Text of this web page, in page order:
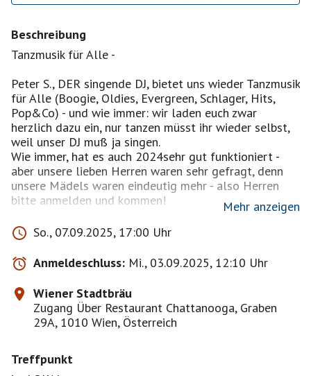
Beschreibung
Tanzmusik für Alle -
Peter S., DER singende DJ, bietet uns wieder Tanzmusik
für Alle (Boogie, Oldies, Evergreen, Schlager, Hits,
Pop&Co) - und wie immer: wir laden euch zwar
herzlich dazu ein, nur tanzen müsst ihr wieder selbst,
weil unser DJ muß ja singen.
Wie immer, hat es auch 2024sehr gut funktioniert -
aber unsere lieben Herren waren sehr gefragt, denn
unsere Mädels waren eindeutig mehr - also Herren
bitte anmelden und kommen!
Wie schon beim letzten Mal haben wir unsere Plätze
direkt bei der Tanzfläche und in der Nähe unseres DJ's
- es ist immer eine Freude, wenn man die Musik nicht
vom Band hört, sondern wenn live gesungen wird.
Apropos: oben ist das Chattanooga, über die Stiege
hinunter nennt es sich dann Wiener Stadtbräu.
Man kann auch essen - was, das werdet ihr der Karte
Mehr anzeigen
So., 07.09.2025, 17:00 Uhr
Anmeldeschluss: Mi., 03.09.2025, 12:10 Uhr
Wiener Stadtbräu
Zugang Über Restaurant Chattanooga, Graben
29A, 1010 Wien, Österreich
Treffpunkt